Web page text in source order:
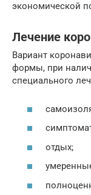
экономической
Лечение
Вариант
формы, при
специального
отдых;